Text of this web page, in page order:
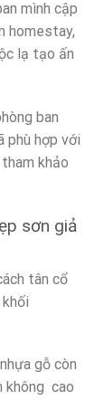
mình cập
homestay,
lạ tạo ấn
ban
phù hợp với
khảo
sơn giả
tân cổ
gỗ còn
không cao